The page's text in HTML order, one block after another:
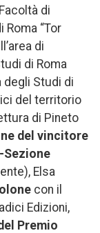
di
Roma “Tor
di
di Roma
degli Studi di
del territorio
di Pineto
del vincitore
Sezione
Elsa
con il
Edizioni,
Premio